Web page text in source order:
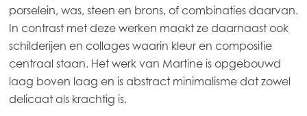
porselein, was, steen en brons, of combinaties daarvan.
In contrast met deze werken maakt ze daarnaast ook
schilderijen en collages waarin kleur en compositie
centraal staan. Het werk van Martine is opgebouwd
laag boven laag en is abstract minimalisme dat zowel
delicaat als krachtig is.